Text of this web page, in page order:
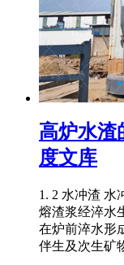
高炉水渣
度文库
1. 2 水冲渣 水
熔渣浆经淬水
在炉前淬水形
伴生及次生矿